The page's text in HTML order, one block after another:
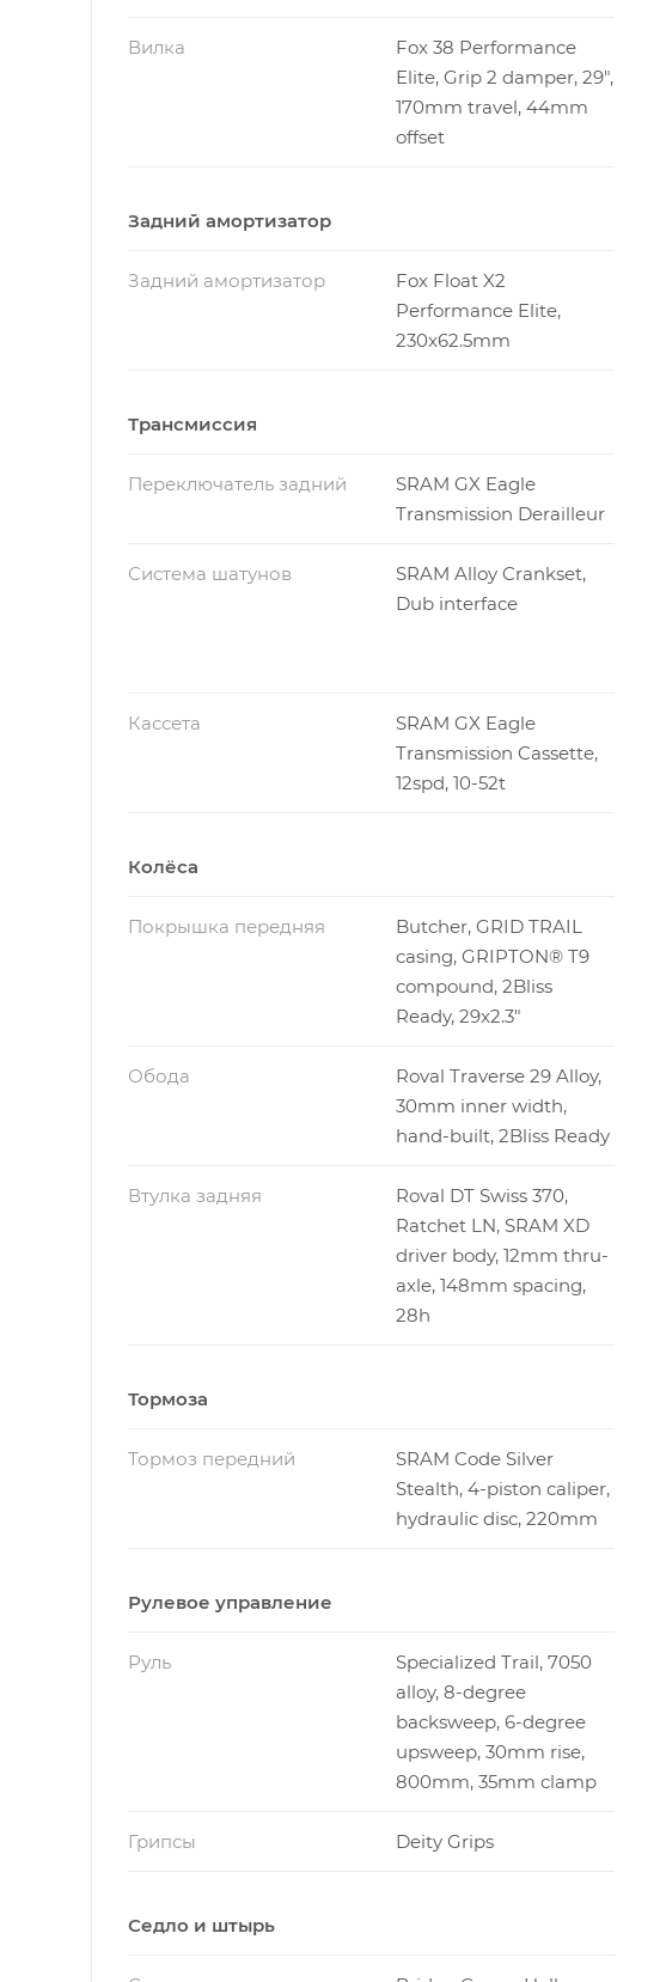
Вилка
Fox 38 Performance
Elite, Grip 2 damper, 29",
170mm travel, 44mm
offset
Задний амортизатор
Задний амортизатор
Fox Float X2
Performance Elite,
230x62.5mm
Трансмиссия
Переключатель задний
SRAM GX Eagle
Transmission Derailleur
Система шатунов
SRAM Alloy Crankset,
Dub interface
Кассета
SRAM GX Eagle
Transmission Cassette,
12spd, 10-52t
Колёса
Покрышка передняя
Butcher, GRID TRAIL
casing, GRIPTON® T9
compound, 2Bliss
Ready, 29x2.3"
Обода
Roval Traverse 29 Alloy,
30mm inner width,
hand-built, 2Bliss Ready
Втулка задняя
Roval DT Swiss 370,
Ratchet LN, SRAM XD
driver body, 12mm thru-
axle, 148mm spacing,
28h
Тормоза
Тормоз передний
SRAM Code Silver
Stealth, 4-piston caliper,
hydraulic disc, 220mm
Рулевое управление
Руль
Specialized Trail, 7050
alloy, 8-degree
backsweep, 6-degree
upsweep, 30mm rise,
800mm, 35mm clamp
Грипсы Deity Grips
Седло и штырь